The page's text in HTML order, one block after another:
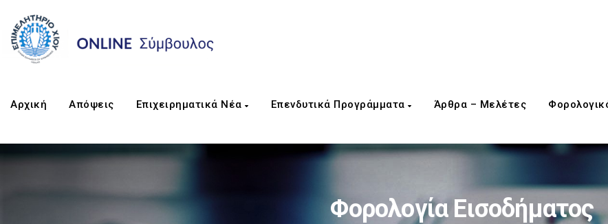
Αρχική Απόψεις Επιχειρηματικά Νέα Επενδυτικά Προγράμματα Άρθρα – Μελέτες
Φορολογία Εισοδήματος